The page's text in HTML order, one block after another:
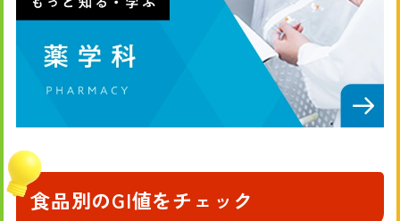
食品別のGI値をチェック